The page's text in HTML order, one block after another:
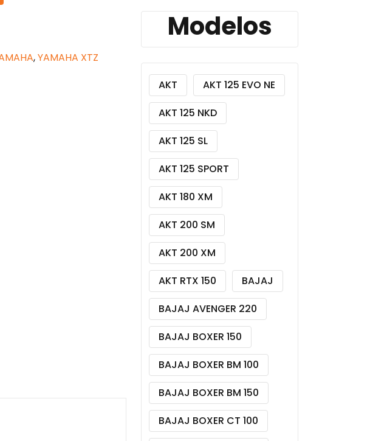
,YAMAHA XTZ
Modelos
AKT
AKT 125 EVO NE
AKT 125 NKD
AKT 125 SL
AKT 125 SPORT
AKT 180 XM
AKT 200 SM
AKT 200 XM
AKT RTX 150
BAJAJ
BAJAJ AVENGER 220
BAJAJ BOXER 150
BAJAJ BOXER BM 100
BAJAJ BOXER BM 150
BAJAJ BOXER CT 100